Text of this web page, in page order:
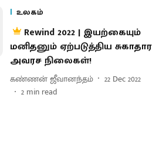
உலகம்
Rewind 2022 | இயற்கையும்
மனிதனும் ஏற்படுத்திய சுகாதார
அவரச நிலைகள்!
கண்ணன் ஜீவானந்தம்
22 Dec 2022
2 min read